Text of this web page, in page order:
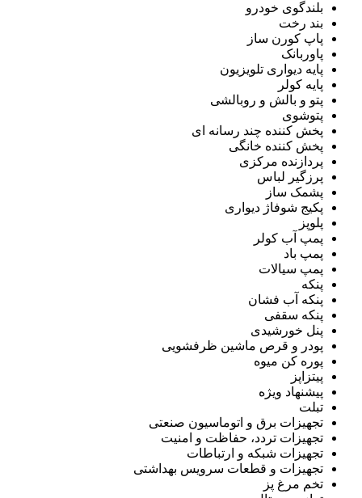
بلندگوی خودرو
بند رخت
پاپ کورن ساز
پاوربانک
پایه دیواری تلویزیون
پایه کولر
پتو و بالش و روبالشی
پتوشوی
پخش کننده چند رسانه ای
پخش کننده خانگی
پردازنده مرکزی
پرزگیر لباس
پشمک ساز
پکیج شوفاژ دیواری
پلوپز
پمپ آب کولر
پمپ باد
پمپ سیالات
پنکه
پنکه آب فشان
پنکه سقفی
پنل خورشیدی
پودر و قرص ماشین ظرفشویی
پوره کن میوه
پیتزاپز
پیشنهاد ویژه
تبلت
تجهیزات برق و اتوماسیون صنعتی
تجهیزات تردد، حفاظت و امنیت
تجهیزات شبکه و ارتباطات
تجهیزات و قطعات سرویس بهداشتی
تخم مرغ پز